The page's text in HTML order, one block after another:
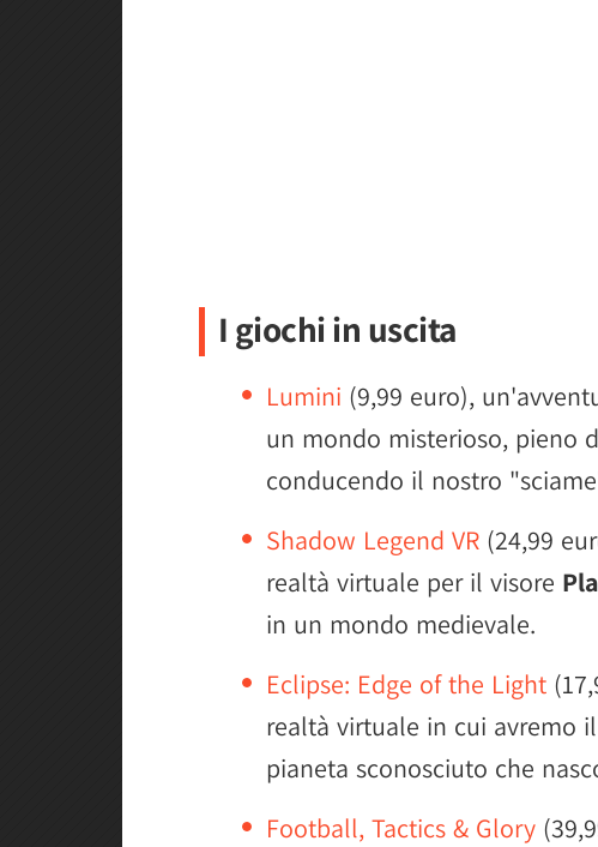
I giochi in uscita
Lumini (9,99 euro),
un mondo misterioso, pieno
conducendo il nostro
Shadow Legend VR (24,99
realtà virtuale per il visore
in un mondo medievale.
Eclipse: Edge of the Light
realtà virtuale in cui avremo
pianeta sconosciuto che
Football, Tactics & Glory